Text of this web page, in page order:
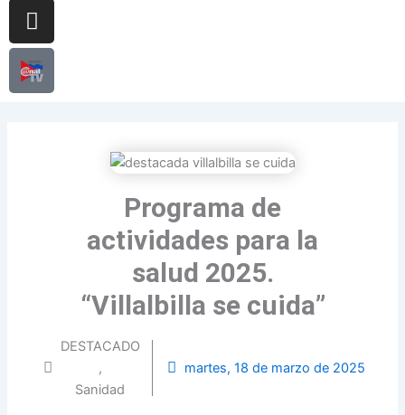
Programa de
actividades para la
salud 2025.
“Villalbilla se cuida”
DESTACADO
,
Sanidad
martes, 18 de marzo de 2025